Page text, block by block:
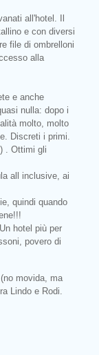
all'hotel. Il
e con diversi
file di ombrelloni
alla
e anche
nulla: dopo i
molto, molto
Discreti i primi.
. Ottimi gli
all inclusive, ai
quindi quando
hotel più per
povero di
movida, ma
Lindo e Rodi.